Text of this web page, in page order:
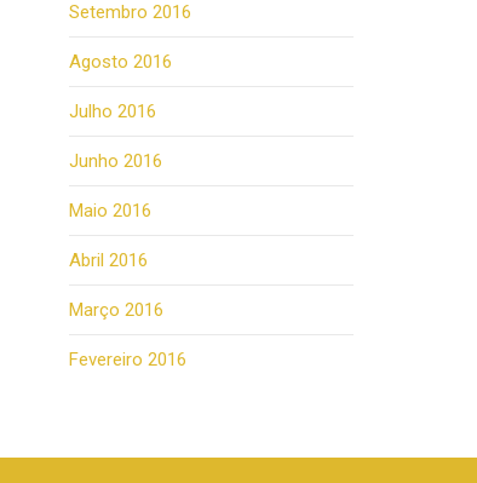
Setembro 2016
Agosto 2016
Julho 2016
Junho 2016
Maio 2016
Abril 2016
Março 2016
Fevereiro 2016